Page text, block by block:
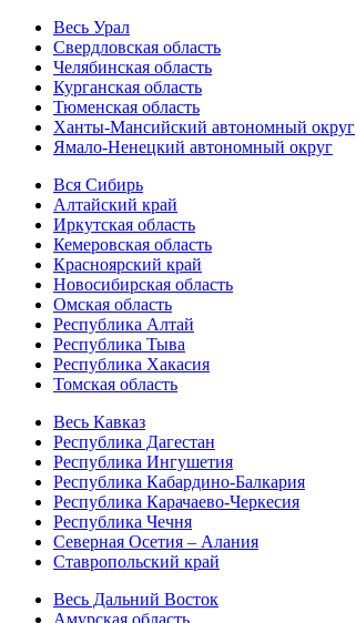
Весь Урал
Свердловская область
Челябинская область
Курганская область
Тюменская область
Ханты-Мансийский автономный округ
Ямало-Ненецкий автономный округ
Вся Сибирь
Алтайский край
Иркутская область
Кемеровская область
Красноярский край
Новосибирская область
Омская область
Республика Алтай
Республика Тыва
Республика Хакасия
Томская область
Весь Кавказ
Республика Дагестан
Республика Ингушетия
Республика Кабардино-Балкария
Республика Карачаево-Черкесия
Республика Чечня
Северная Осетия – Алания
Ставропольский край
Весь Дальний Восток
Амурская область